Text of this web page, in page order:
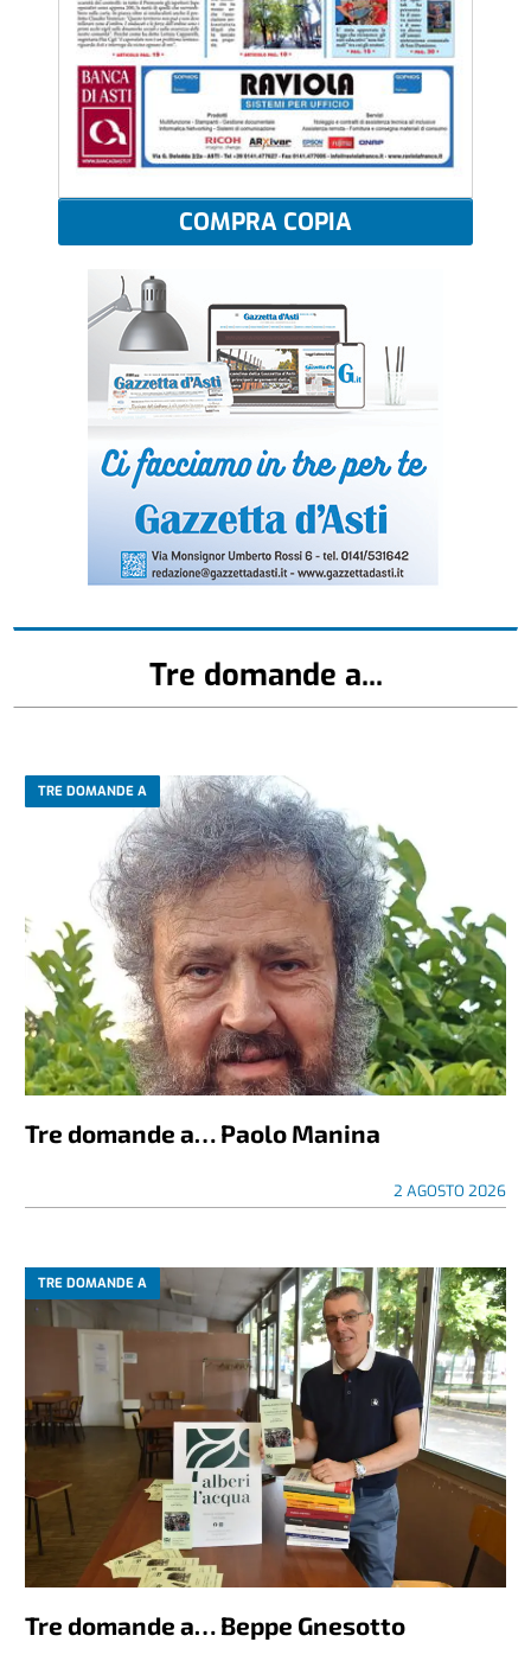
COMPRA COPIA
Tre domande a...
TRE DOMANDE A
Tre domande a… Paolo Manina
2 AGOSTO 2026
TRE DOMANDE A
Tre domande a… Beppe Gnesotto